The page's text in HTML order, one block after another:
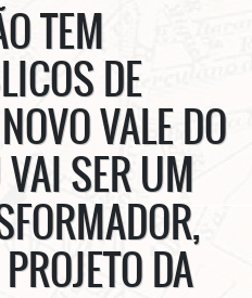
TEM
DE
VALE DO
SER UM
DA